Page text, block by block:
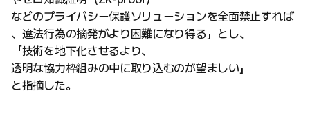
などのプライバシー保護ソリューションを全面禁止すれば
、違法行為の摘発がより困難になり得る」とし、
「技術を地下化させるより、
透明な協力枠組みの中に取り込むのが望ましい」
と指摘した。